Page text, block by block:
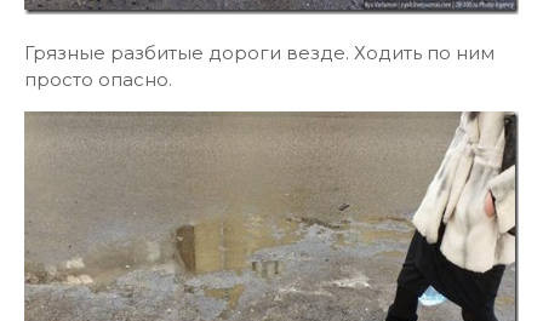
Грязные разбитые дороги везде. Ходить по ним
просто опасно.